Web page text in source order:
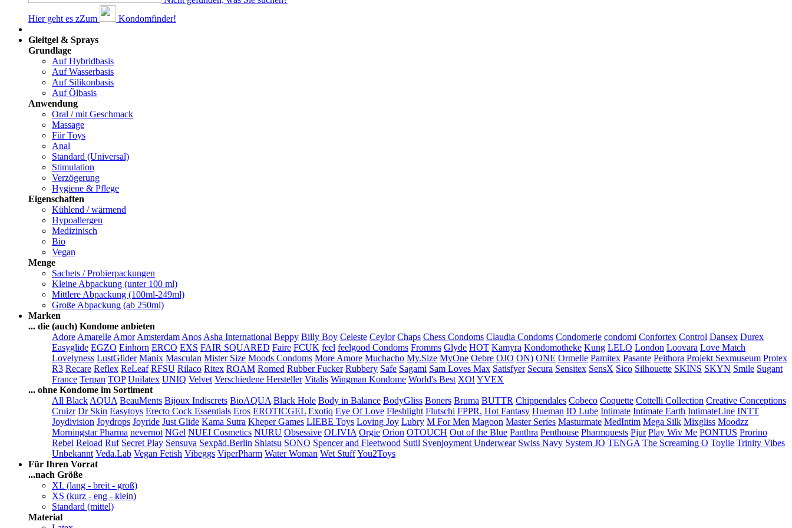
Hier geht es zZum
Kondomfinder!
Gleitgel & Sprays
Grundlage
Auf Hybridbasis
Auf Wasserbasis
Auf Silikonbasis
Auf Ölbasis
Anwendung
Oral / mit Geschmack
Massage
Für Toys
Anal
Standard (Universal)
Stimulation
Verzögerung
Hygiene & Pflege
Eigenschaften
Kühlend / wärmend
Hypoallergen
Medizinisch
Bio
Vegan
Menge
Sachets / Probierpackungen
Kleine Abpackung (unter 100 ml)
Mittlere Abpackung (100ml-249ml)
Große Abpackung (ab 250ml)
Marken
... die (auch) Kondome anbieten
Adore Amarelle Amor Amsterdam Anos Asha International Beppy Billy Boy Celeste Ceylor Chaps Chess Condoms Claudia Condoms Condomerie condomi Confortex Control Dansex Durex
Easyglide EGZO Einhorn ERCO EXS FAIR SQUARED Faire FCUK feel feelgood Condoms Fromms Glyde HOT Kamyra Kondomotheke Kung LELO London Loovara Love Match
Lovelyness LustGlider Manix Masculan Mister Size Moods Condoms More Amore Muchacho My.Size MyOne Oebre OJO ON) ONE Ormelle Pamitex Pasante Peithora Projekt Sexmuseum Protex
R3 Recare Reflex ReLeaf RFSU Rilaco Ritex ROAM Romed Rubber Fucker Rubbery Safe Sagami Sam Loves Max Satisfyer Secura Sensitex SensX Sico Silhouette SKINS SKYN Smile Sugant
France Terpan TOP Unilatex UNIQ Velvet Verschiedene Hersteller Vitalis Wingman Kondome World's Best XO! YVEX
... ohne Kondome im Sortiment
All Black AQUA BeauMents Bijoux Indiscrets BioAQUA Black Hole Body in Balance BodyGliss Boners Bruma BUTTR Chippendales Cobeco Coquette Cottelli Collection Creative Conceptions
Cruizr Dr Skin Easytoys Erecto Cock Essentials Eros EROTICGEL Exotiq Eye Of Love Fleshlight Flutschi FPPR. Hot Fantasy Hueman ID Lube Intimate Intimate Earth IntimateLine INTT
Joydivision Joydrops Joyride Just Glide Kama Sutra Kheper Games LIEBE Toys Loving Joy Lubry M For Men Magoon Master Series Masturmate MedIntim Mega Silk Mixgliss Moodzz
Morningstar Pharma nevernot NGel NUEI Cosmetics NURU Obsessive OLIVIA Orgie Orion OTOUCH Out of the Blue Panthra Penthouse Pharmquests Pjur Play Wiv Me PONTUS Prorino
Rebel Reload Ruf Secret Play Sensuva Sexpäd.Berlin Shiatsu SONO Spencer and Fleetwood Sutil Svenjoyment Underwear Swiss Navy System JO TENGA The Screaming O Toylie Trinity Vibes
Unbekannt Veda.Lab Vegan Fetish Vibeggs ViperPharm Water Woman Wet StuffYou2Toys
Für Ihren Vorrat
...nach Größe
XL (lang - breit - groß)
XS (kurz - eng - klein)
Standard (mittel)
Material